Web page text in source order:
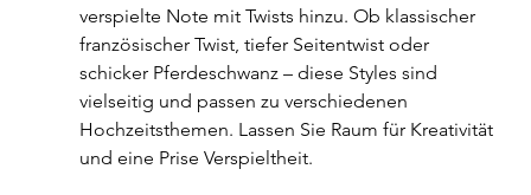
verspielte Note mit Twists hinzu. Ob klassischer
französischer Twist, tiefer Seitentwist oder
schicker Pferdeschwanz – diese Styles sind
vielseitig und passen zu verschiedenen
Hochzeitsthemen. Lassen Sie Raum für Kreativität
und eine Prise Verspieltheit.